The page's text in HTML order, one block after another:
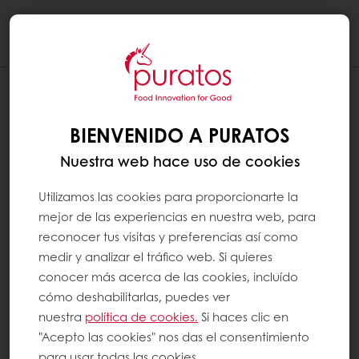
¿POR QUÉ ES IMPORTANTE LA MASA
MADRE?
Históricamente, el pan de masa madre es
importante porque se remonta a las antiguas
civilizaciones egipcias de alrededor del año
3000 a. C. También es importante porque el
pan de masa madre es más nutritivo que el
grano del que se elabora. Esto se debe a
que la masa madre ayuda a liberar los
nutrientes y minerales presentes en el pan, lo
BIENVENIDO A PURATOS
Nuestra web hace uso de cookies
Utilizamos las cookies para proporcionarte la
mejor de las experiencias en nuestra web, para
reconocer tus visitas y preferencias así como
medir y analizar el tráfico web. Si quieres
conocer más acerca de las cookies, incluído
cómo deshabilitarlas, puedes ver
nuestra política de cookies. Si haces clic en
"Acepto las cookies" nos das el consentimiento